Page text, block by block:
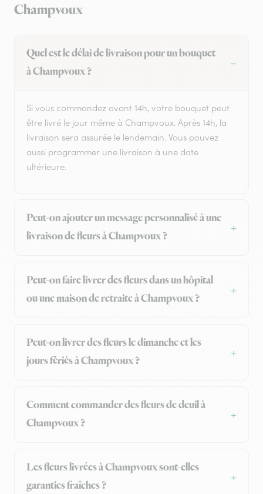
Champvoux
Quel est le délai de livraison pour un bouquet
à Champvoux ?
Si vous commandez avant 14h, votre bouquet peut
être livré le jour même à Champvoux. Après 14h, la
livraison sera assurée le lendemain. Vous pouvez
aussi programmer une livraison à une date
ultérieure.
Peut-on ajouter un message personnalisé à une
livraison de fleurs à Champvoux ?
Peut-on faire livrer des fleurs dans un hôpital
ou une maison de retraite à Champvoux ?
Peut-on livrer des fleurs le dimanche et les
jours fériés à Champvoux ?
Comment commander des fleurs de deuil à
Champvoux ?
Les fleurs livrées à Champvoux sont-elles
garanties fraîches ?